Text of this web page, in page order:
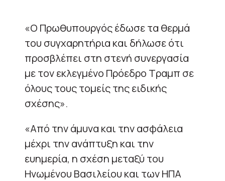
«Ο Πρωθυπουργός έδωσε τα θερμά
του συγχαρητήρια και δήλωσε ότι
προσβλέπει στη στενή συνεργασία
με τον εκλεγμένο Πρόεδρο Τραμπ σε
όλους τους τομείς της ειδικής
σχέσης».
«Από την άμυνα και την ασφάλεια
μέχρι την ανάπτυξη και την
ευημερία, η σχέση μεταξύ του
Ηνωμένου Βασιλείου και των ΗΠΑ